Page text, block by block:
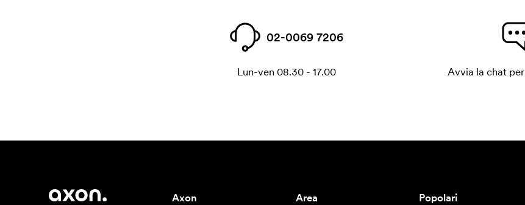
02-0069 7206
Lun-ven 08.30 - 17.00 Avvia la chat
Axon
Area
Popolari